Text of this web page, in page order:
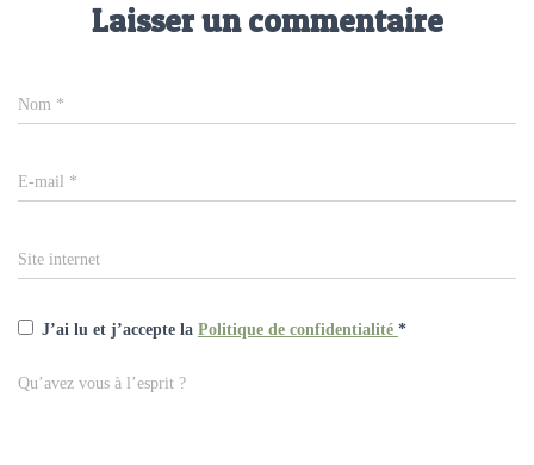
Laisser un commentaire
Nom *
E-mail *
Site internet
J’ai lu et j’accepte la Politique de confidentialité *
Qu’avez vous à l’esprit ?